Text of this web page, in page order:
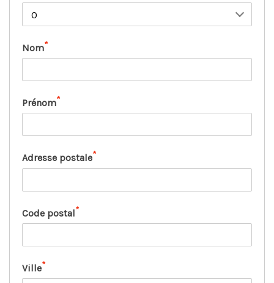
Nom*
Prénom*
Adresse postale*
Code postal*
Ville*